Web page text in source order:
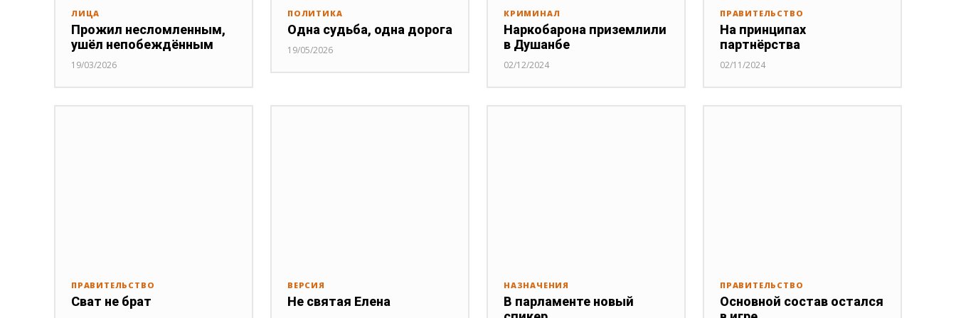
ЛИЦА
Прожил несломленным,
ушёл непобеждённым
19/03/2026
ПОЛИТИКА
Одна судьба, одна дорога
19/05/2026
КРИМИНАЛ
Наркобарона приземлили
в Душанбе
02/12/2024
ПРАВИТЕЛЬСТВО
На принципах
партнёрства
02/11/2024
ПРАВИТЕЛЬСТВО
Сват не брат
ВЕРСИЯ
Не святая Елена
НАЗНАЧЕНИЯ
В парламенте новый
ПРАВИТЕЛЬСТВО
Основной состав остался